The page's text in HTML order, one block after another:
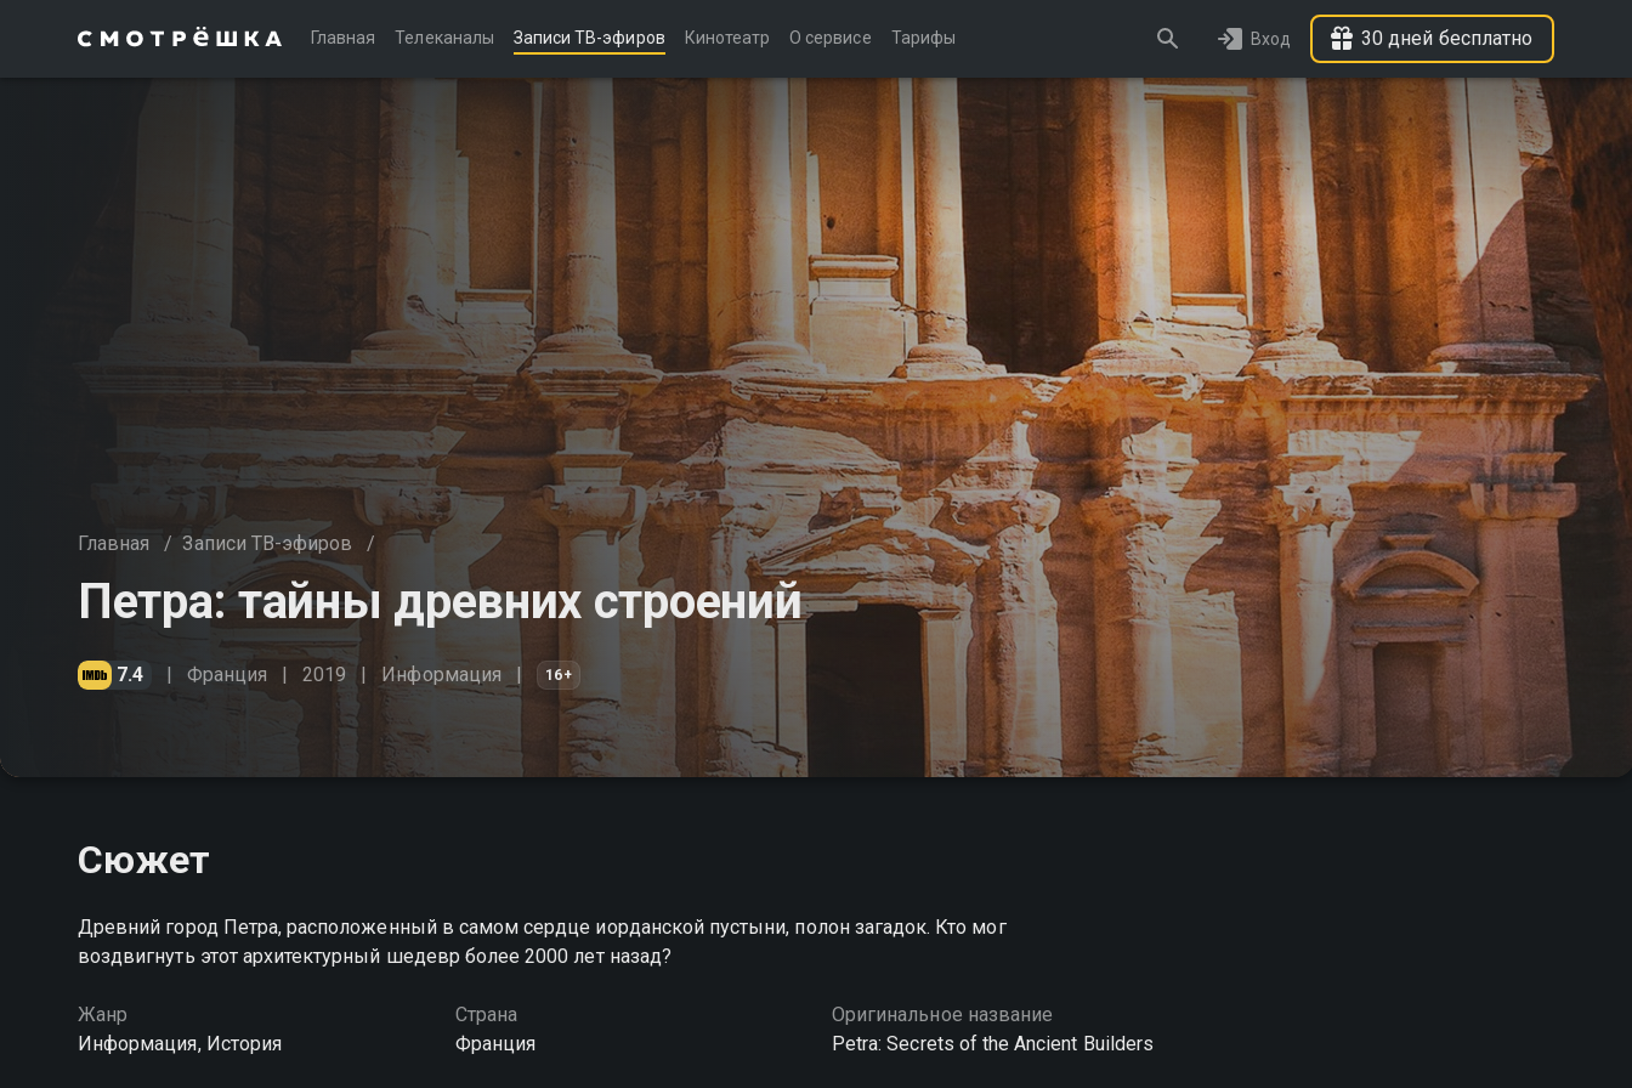
Главная Телеканалы Записи ТВ-эфиров Кинотеатр О сервисе Тарифы Вход 30 дней бесплатно
Главная / Записи ТВ-эфиров /
Петра: тайны древних строений
7.4 Франция 2019 Информация 16+
Сюжет
Древний город Петра, расположенный в самом сердце иорданской пустыни, полон загадок. Кто мог
воздвигнуть этот архитектурный шедевр более 2000 лет назад?
Жанр
Информация, История
Страна
Франция
Оригинальное название
Petra: Secrets of the Ancient Builders